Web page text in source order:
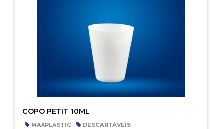
COPO PETIT 10ML
MAXPLASTIC DESCARTÁVEIS